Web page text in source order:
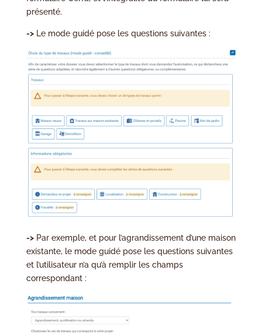
présenté.
->Le mode guidé pose les questions suivantes :
->Par exemple, et pour l’agrandissement d’une maison
existante, le mode guidé pose les questions suivantes
et l’utilisateur n’a qu’à remplir les champs
correspondant :